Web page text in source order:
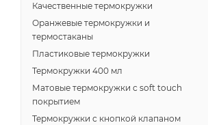
Качественные термокружки
Оранжевые термокружки и
термостаканы
Пластиковые термокружки
Термокружки 400 мл
Матовые термокружки с soft touch
покрытием
Термокружки с кнопкой клапаном